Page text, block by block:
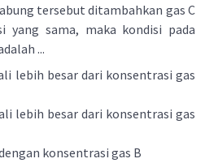
tersebut ditambahkan gas C
yang sama, maka kondisi pada
...
lebih besar dari konsentrasi gas
lebih besar dari konsentrasi gas
konsentrasi gas B